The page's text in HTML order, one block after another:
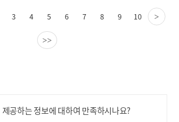
3 4 5 6 7 8 9 10 > 다
음
>>
공하는 정보에 대하여 만족하시나요?